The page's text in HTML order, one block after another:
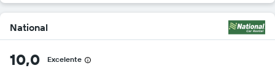
National
10,0 Excelente